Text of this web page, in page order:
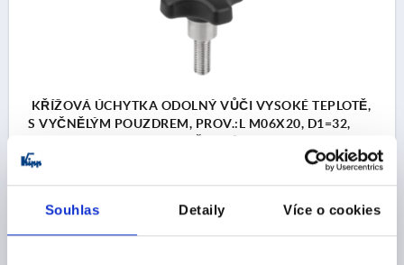
Souhlas Detaily Více o cookies
KŘÍŽOVÁ ÚCHYTKA ODOLNÝ VŮČI VYSOKÉ TEPLOTĚ,
S VYČNĚLÝM POUZDREM, PROV.:L M06X20, D1=32,
1.4404 BEZ POVRCHOVÉ ÚPRAVY
VNĚJŠÍ PRŮMĚR=32
DÉLKA ZÁVITU=20
PROVEDENÍ=L
POVRCH KOMPONENTY=BEZ POVRCHOVÉ ÚPRAVY